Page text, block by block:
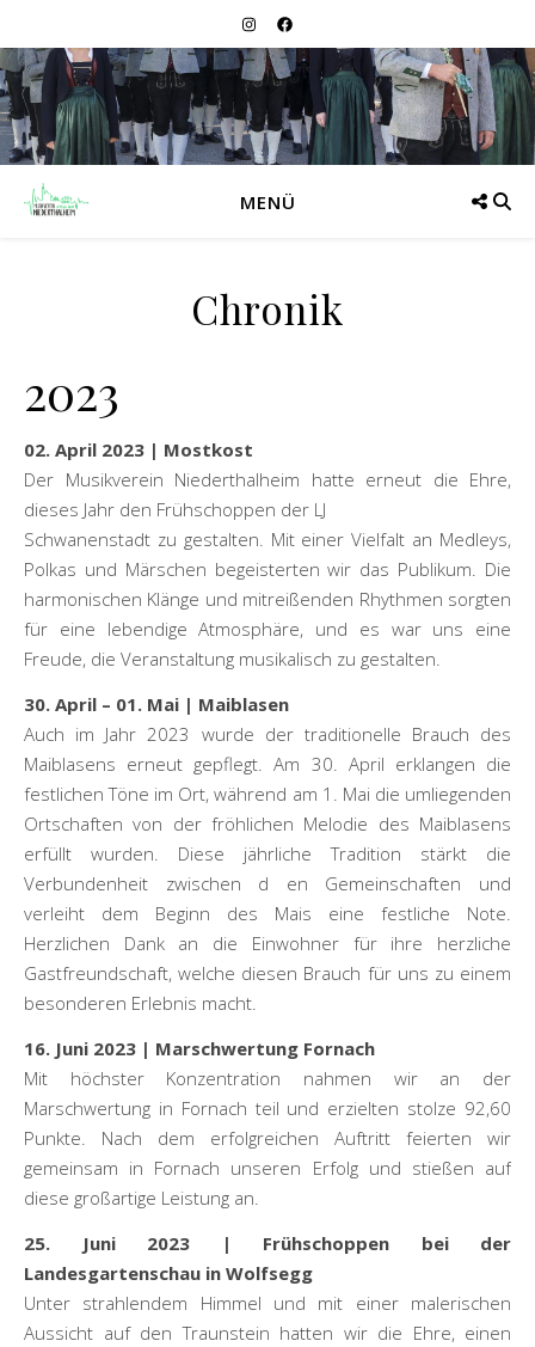
MENÜ
Chronik
2023
02. April 2023 | Mostkost
Der Musikverein Niederthalheim hatte erneut die Ehre,
dieses Jahr den Frühschoppen der LJ
Schwanenstadt zu gestalten. Mit einer Vielfalt an Medleys,
Polkas und Märschen begeisterten wir das Publikum. Die
harmonischen Klänge und mitreißenden Rhythmen sorgten
für eine lebendige Atmosphäre, und es war uns eine
Freude, die Veranstaltung musikalisch zu gestalten.
30. April – 01. Mai | Maiblasen
Auch im Jahr 2023 wurde der traditionelle Brauch des
Maiblasens erneut gepflegt. Am 30. April erklangen die
festlichen Töne im Ort, während am 1. Mai die umliegenden
Ortschaften von der fröhlichen Melodie des Maiblasens
erfüllt wurden. Diese jährliche Tradition stärkt die
Verbundenheit zwischen d en Gemeinschaften und
verleiht dem Beginn des Mais eine festliche Note.
Herzlichen Dank an die Einwohner für ihre herzliche
Gastfreundschaft, welche diesen Brauch für uns zu einem
besonderen Erlebnis macht.
16. Juni 2023 | Marschwertung Fornach
Mit höchster Konzentration nahmen wir an der
Marschwertung in Fornach teil und erzielten stolze 92,60
Punkte. Nach dem erfolgreichen Auftritt feierten wir
gemeinsam in Fornach unseren Erfolg und stießen auf
diese großartige Leistung an.
25. Juni 2023 | Frühschoppen bei der
Landesgartenschau in Wolfsegg
Unter strahlendem Himmel und mit einer malerischen
Aussicht auf den Traunstein hatten wir die Ehre, einen